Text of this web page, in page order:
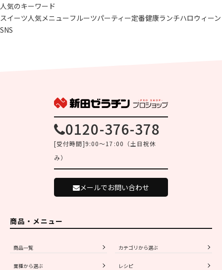
人気のキーワード
スイーツ人気メニューフルーツパーティー定番健康ランチハロウィーン
SNS
0120-376-378
[受付時間]9:00～17:00（土日祝休
み）
メールでお問い合わせ
商品・メニュー
商品一覧 カテゴリから選ぶ
業種から選ぶ レシピ